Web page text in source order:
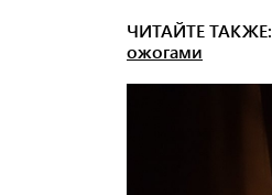
ЧИТАЙТЕ ТАКЖЕ:
ожогами